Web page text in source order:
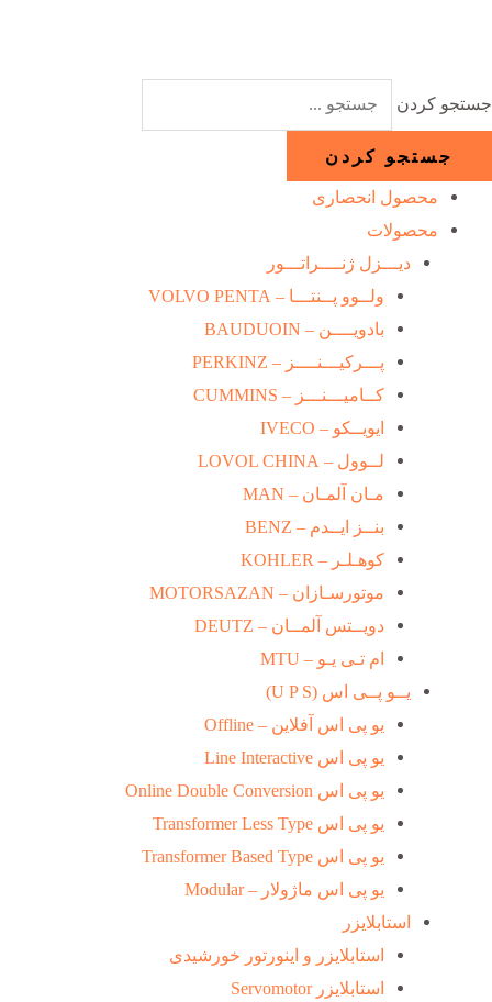
جستجو کردن
جستجو کردن
محصول انحصاری
محصولات
دیـــزل ژنــــراتـــور
ولــوو پــنتـــا – VOLVO PENTA
بادویــــن – BAUDUOIN
پـــرکیـــنــــز – PERKINZ
کــامیـــنـــز – CUMMINS
ایویــکو – IVECO
لــوول – LOVOL CHINA
مـان آلمـان – MAN
بنــز ایــدم – BENZ
کوهـلـر – KOHLER
موتورسـازان – MOTORSAZAN
دویــتس آلمــان – DEUTZ
ام تـی یـو – MTU
یــو پــی اس (U P S)
یو پی اس آفلاین – Offline
یو پی اس Line Interactive
یو پی اس Online Double Conversion
یو پی اس Transformer Less Type
یو پی اس Transformer Based Type
یو پی اس ماژولار – Modular
استابلایزر
استابلایزر و اینورتور خورشیدی
استابلایزر Servomotor